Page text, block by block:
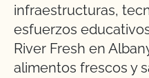
infraestructuras,
esfuerzos
River Fresh en
alimentos frescos y